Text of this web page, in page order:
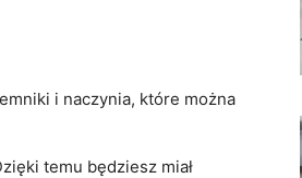
i naczynia, które można
temu będziesz miał